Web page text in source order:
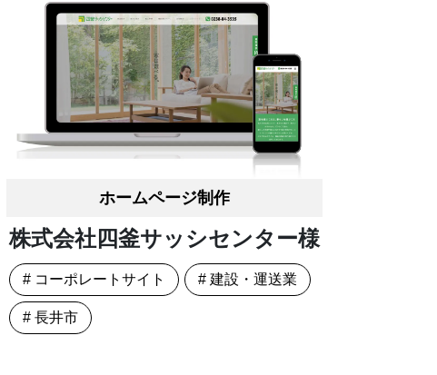
ホームページ制作
株式会社四釜サッシセンター様
# コーポレートサイト # 建設・運送業
# 長井市